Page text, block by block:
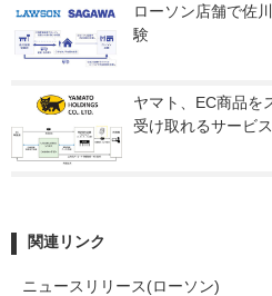
ローソン店舗で佐
験
ヤマト、EC商品を
受け取れるサービス
関連リンク
ニュースリリース(ローソン)